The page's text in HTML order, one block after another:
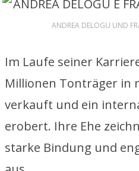
ANDREA DELOGU UND
Im Laufe seiner
Millionen Tonträger in
verkauft und ein
erobert. Ihre Ehe
starke Bindung und